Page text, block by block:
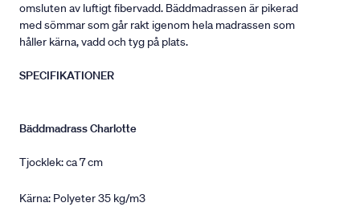
omsluten av luftigt fibervadd. Bäddmadrassen är pikerad
med sömmar som går rakt igenom hela madrassen som
håller kärna, vadd och tyg på plats.
SPECIFIKATIONER
Bäddmadrass Charlotte
Tjocklek: ca 7 cm
Kärna: Polyeter 35 kg/m3